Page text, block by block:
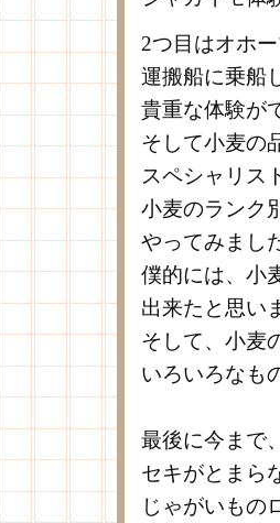
2つ目はオホ
運搬船に乗船
貴重な体験が
そして小麦の
スペシャリス
小麦のランク
やってみまし
僕的には、小
出来たと思い
そして、小麦
いろいろなも
最後に今まで
セキがとまら
じゃがいもの